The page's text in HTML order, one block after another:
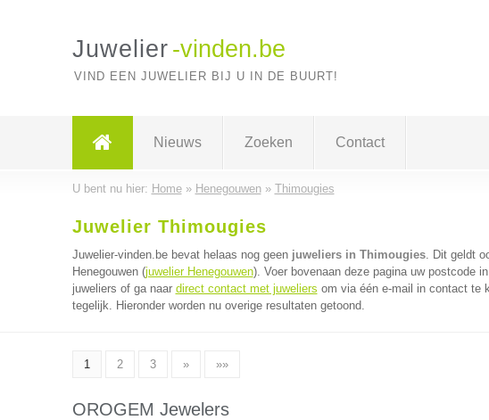
Juwelier -vinden.be
VIND EEN JUWELIER BIJ U IN DE BUURT!
Nieuws Zoeken Contact
U bent nu hier: Home» Henegouwen» Thimougies
Juwelier Thimougies
Juwelier-vinden.be bevat helaas nog geen juweliers in Thimougies. Dit geldt
Henegouwen (juwelier Henegouwen). Voer bovenaan deze pagina uw postcode
juweliers of ga naar direct contact met juweliers om via één e-mail in contact te
tegelijk. Hieronder worden nu overige resultaten getoond.
1 2 3 » »»
OROGEM Jewelers